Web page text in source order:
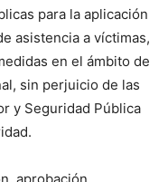
para la aplicación
asistencia a víctimas,
en el ámbito de
sin perjuicio de las
y Seguridad Pública